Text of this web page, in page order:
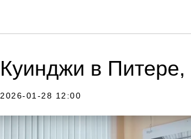
Куинджи в
2026-01-28 12:00